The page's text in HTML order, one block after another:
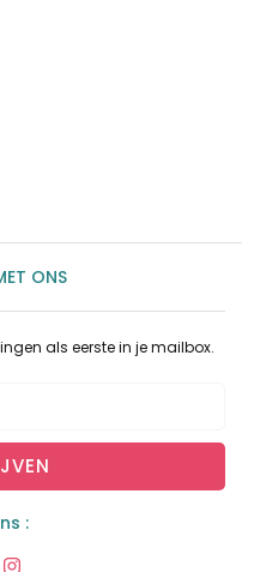
ONS
als eerste in je mailbox.
: